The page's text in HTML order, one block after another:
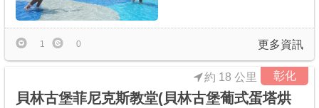
更多資訊
1 0
彰化
貝林古堡菲尼克斯教堂(貝林古堡葡式蛋塔烘
約 18 公里